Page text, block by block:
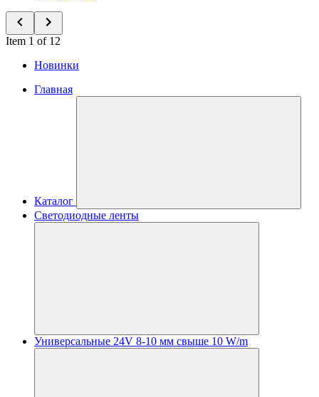
Item 1 of 12
Новинки
Главная
Каталог
Светодиодные ленты
Универсальные 24V 8-10 мм свыше 10 W/m